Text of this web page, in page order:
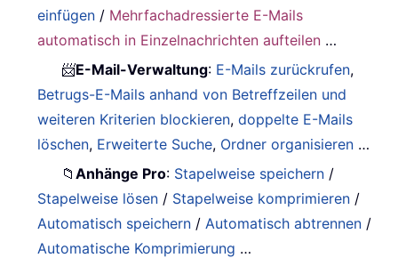
einfügen / Mehrfachadressierte E-Mails
automatisch in Einzelnachrichten aufteilen …
📨E-Mail-Verwaltung: E-Mails zurückrufen,
Betrugs-E-Mails anhand von Betreffzeilen und
weiteren Kriterien blockieren,doppelte E-Mails
löschen, Erweiterte Suche, Ordner organisieren …
📁Anhänge Pro: Stapelweise speichern /
Stapelweise lösen / Stapelweise komprimieren /
Automatisch speichern / Automatisch abtrennen /
Automatische Komprimierung …